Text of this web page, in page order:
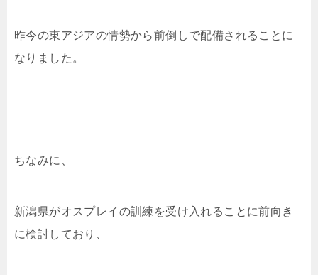
昨今の東アジアの情勢から前倒しで配備されることに
なりました。
ちなみに、
新潟県がオスプレイの訓練を受け入れることに前向き
に検討しており、